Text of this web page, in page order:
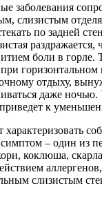
заболевания
слизистым
по задней
раздражается,
боли в горле.
горизонтальном
отдыху,
даже
к
– один из
коклюша,
слизистым